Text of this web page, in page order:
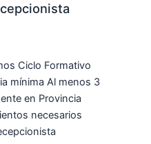
Ciclo Formativo
mínima Al menos 3
en Provincia
necesarios